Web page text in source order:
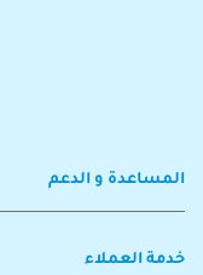
المساعدة و الدعم
خدمة العملاء